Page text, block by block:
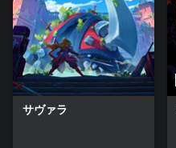
サヴァラ